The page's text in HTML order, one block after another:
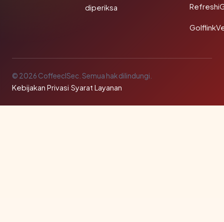
diperiksa
© 2026 CoffeeclSec. Semua hak dilindungi.
Kebijakan Privasi·Syarat Layanan